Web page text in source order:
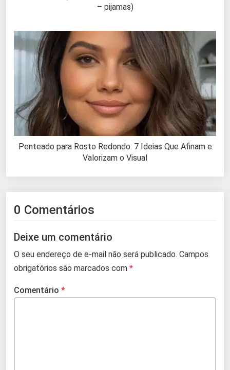
– pijamas)
Penteado para Rosto Redondo: 7 Ideias Que Afinam e
Valorizam o Visual
0 Comentários
Deixe um comentário
O seu endereço de e-mail não será publicado. Campos
obrigatórios são marcados com *
Comentário *